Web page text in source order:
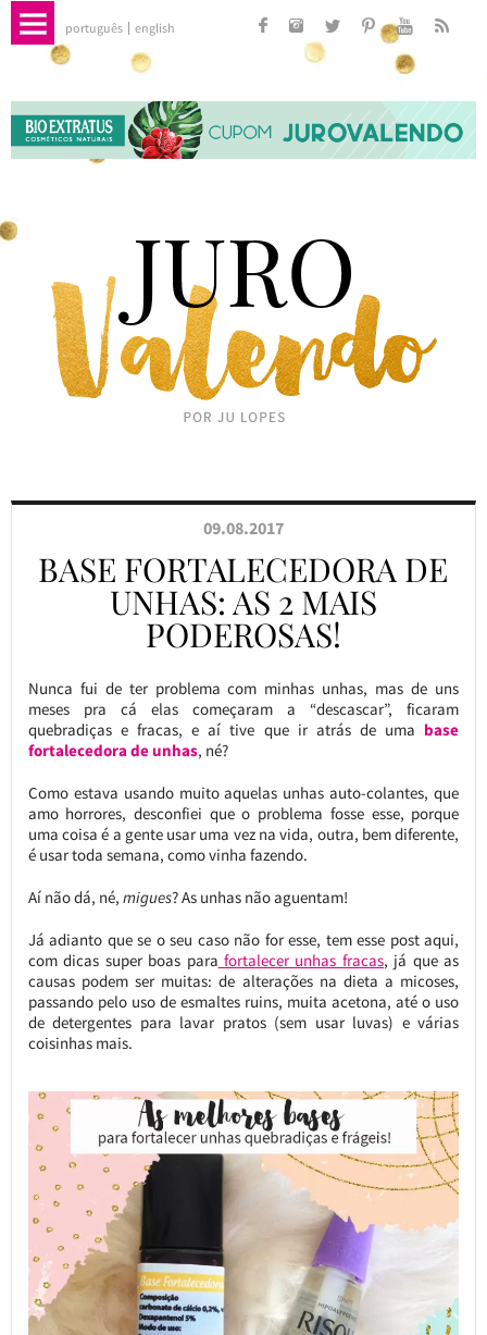
português english
09.08.2017
BASE FORTALECEDORA DE
UNHAS: AS 2 MAIS
PODEROSAS!
Nunca fui de ter problema com minhas unhas, mas de uns
meses pra cá elas começaram a “descascar”, ficaram
quebradiças e fracas, e aí tive que ir atrás de uma base
fortalecedora de unhas, né?
Como estava usando muito aquelas unhas auto-colantes, que
amo horrores, desconfiei que o problema fosse esse, porque
uma coisa é a gente usar uma vez na vida, outra, bem diferente,
é usar toda semana, como vinha fazendo.
Aí não dá, né, migues? As unhas não aguentam!
Já adianto que se o seu caso não for esse, tem esse post aqui,
com dicas super boas para fortalecer unhas fracas, já que as
causas podem ser muitas: de alterações na dieta a micoses,
passando pelo uso de esmaltes ruins, muita acetona, até o uso
de detergentes para lavar pratos (sem usar luvas) e várias
coisinhas mais.